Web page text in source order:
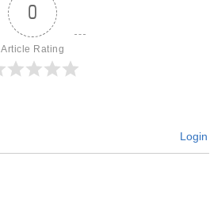
0
Article Rating
Login